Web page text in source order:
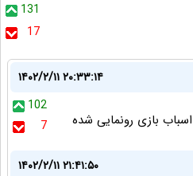
131
17
۱۴۰۲/۲/۱۱ ۲۰:۳۳:۱۴
102
7
بازی رونمایی شده
۱۴۰۲/۲/۱۱ ۲۱:۴۱:۵۰